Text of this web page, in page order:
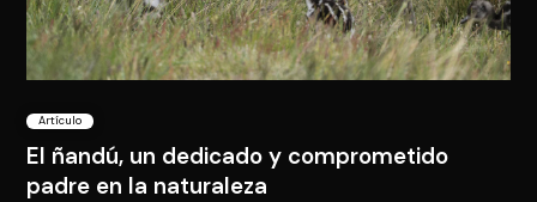
Artículo
El ñandú, un dedicado y comprometido
padre en la naturaleza